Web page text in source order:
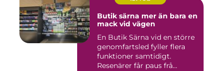
Butik särna mer än bara en
mack vid vägen
En Butik Särna vid en större
genomfartsled fyller flera
funktioner samtidigt.
Resenärer får paus frå...